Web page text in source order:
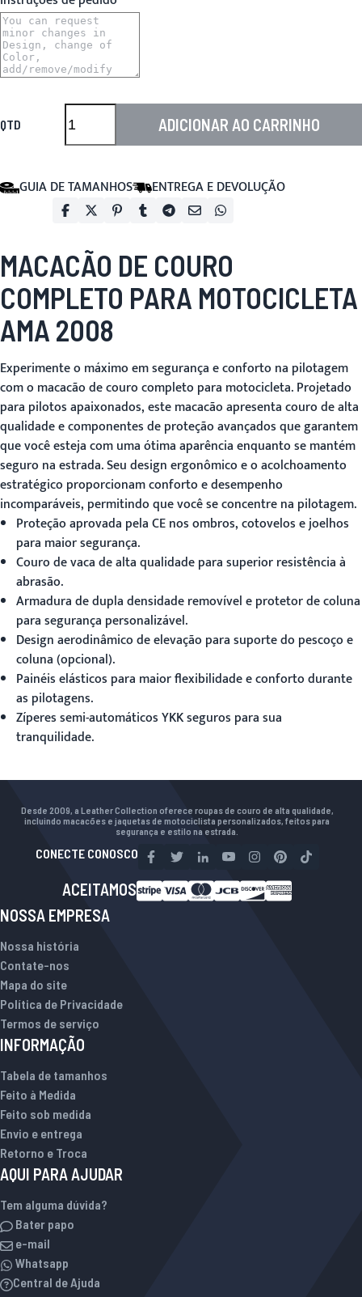
QTD ADICIONAR AO CARRINHO
GUIA DE TAMANHOS ENTREGA E DEVOLUÇÃO
MACACÃO DE COURO
COMPLETO PARA MOTOCICLETA
AMA 2008
Experimente o máximo em segurança e conforto na pilotagem
com o macacão de couro completo para motocicleta. Projetado
para pilotos apaixonados, este macacão apresenta couro de alta
qualidade e componentes de proteção avançados que garantem
que você esteja com uma ótima aparência enquanto se mantém
seguro na estrada. Seu design ergonômico e o acolchoamento
estratégico proporcionam conforto e desempenho
incomparáveis, permitindo que você se concentre na pilotagem.
Proteção aprovada pela CE nos ombros, cotovelos e joelhos
para maior segurança.
Couro de vaca de alta qualidade para superior resistência à
abrasão.
Armadura de dupla densidade removível e protetor de coluna
para segurança personalizável.
Design aerodinâmico de elevação para suporte do pescoço e
coluna (opcional).
Painéis elásticos para maior flexibilidade e conforto durante
as pilotagens.
Zíperes semi-automáticos YKK seguros para sua
tranquilidade.
Desde 2009, a Leather Collection oferece roupas de couro de alta qualidade,
incluindo macacões e jaquetas de motociclista personalizados, feitos para
segurança e estilo na estrada.
CONECTE CONOSCO
ACEITAMOS
NOSSA EMPRESA
Nossa história
Contate-nos
Mapa do site
Política de Privacidade
Termos de serviço
INFORMAÇÃO
Tabela de tamanhos
Feito à Medida
Feito sob medida
Envio e entrega
Retorno e Troca
AQUI PARA AJUDAR
Tem alguma dúvida?
Bater papo
e-mail
Whatsapp
Central de Ajuda